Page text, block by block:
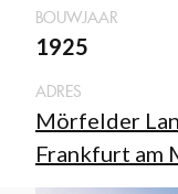
BOUWJAAR
1925
ADRES
Mörfelder
Frankfurt am